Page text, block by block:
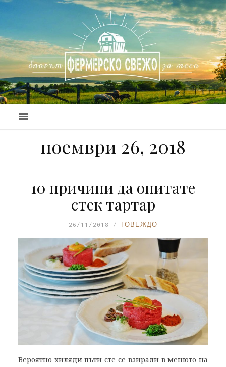
ноември 26, 2018
10 причини да опитате
стек тартар
26/11/2018 ГОВЕЖДО
Вероятно хиляди пъти сте се взирали в менюто на